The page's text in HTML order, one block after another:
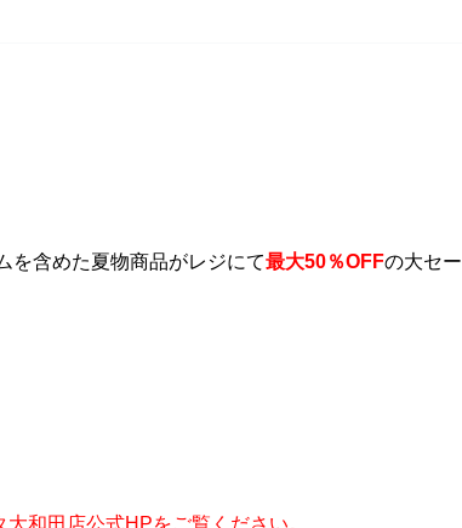
を含めた夏物商品がレジにて最大50％OFFの大セー
和田店公式HPをご覧ください。